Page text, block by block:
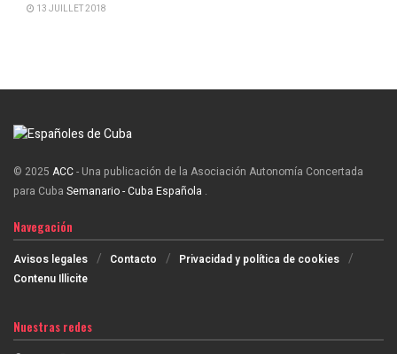
13 JUILLET 2018
© 2025 ACC- Una publicación de la Asociación Autonomía Concertada
para Cuba Semanario - Cuba Española .
Navegación
Avisos legales Contacto
Privacidad y política de cookies
Contenu Illicite
Nuestras redes